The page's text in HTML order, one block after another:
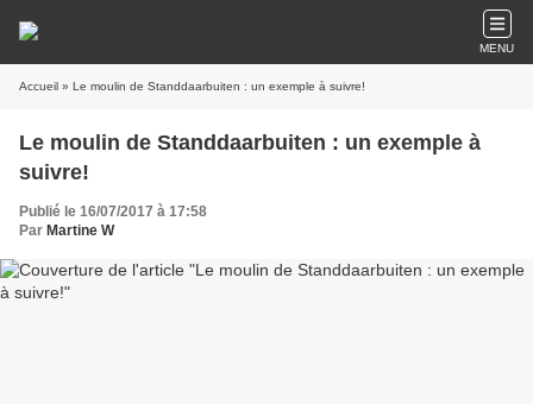
MENU
Accueil » Le moulin de Standdaarbuiten : un exemple à suivre!
Le moulin de Standdaarbuiten : un exemple à
suivre!
Publié le 16/07/2017 à 17:58
Par Martine W